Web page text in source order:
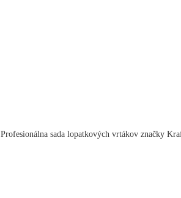
Profesionálna sada lopatkových vrtákov značky